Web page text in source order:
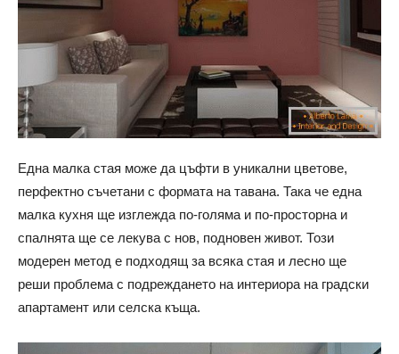
Една малка стая може да цъфти в уникални цветове,
перфектно съчетани с формата на тавана. Така че една
малка кухня ще изглежда по-голяма и по-просторна и
спалнята ще се лекува с нов, подновен живот. Този
модерен метод е подходящ за всяка стая и лесно ще
реши проблема с подреждането на интериора на градски
апартамент или селска къща.